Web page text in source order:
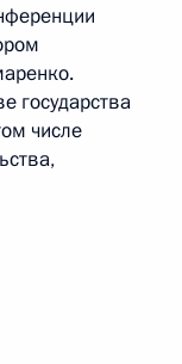
государства
числе